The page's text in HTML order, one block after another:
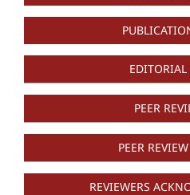
PEER
PEER
REVIEWERS